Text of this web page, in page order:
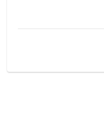
Material: Latex